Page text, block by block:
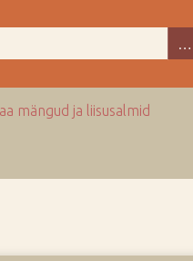
mängud ja liisusalmid